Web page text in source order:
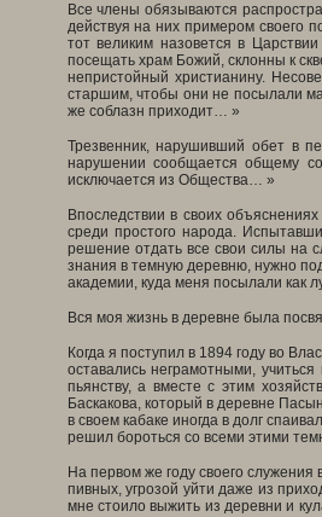
Все члены обязываются
действуя на них примером своего
тот великим назовется в
посещать храм Божий, склонны к
непристойный христианину.
старшим, чтобы они не посылали
же соблазн приходит… »
Трезвенник, нарушивший обет в
нарушении сообщается общему
исключается из Общества… »
Впоследствии в своих
среди простого народа.
решение отдать все свои силы на
знания в темную деревню, нужно
академии, куда меня посылали как
Вся моя жизнь в деревне была
Когда я поступил в 1894 году во
оставались неграмотными,
пьянству, а вместе с этим
Баскакова, который в деревне
в своем кабаке иногда в долг
решил бороться со всеми этими
На первом же году своего
пивных, угрозой уйти даже из
мне стоило выжить из деревни и